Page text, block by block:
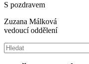
S pozdravem
Zuzana Málková
vedoucí oddělení
Vyhledávání: